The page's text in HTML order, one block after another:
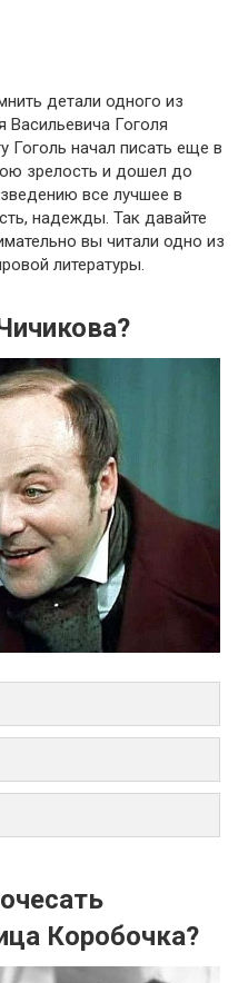
детали одного из
Васильевича Гоголя
Гоголь начал писать еще в
зрелость и дошел до
все лучшее в
надежды. Так давайте
вы читали одно из
литературы.
Коробочка?